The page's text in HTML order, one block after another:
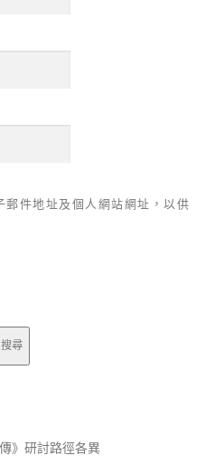
郵件地址及個人網站網址，以供
搜尋
》研討路徑各異